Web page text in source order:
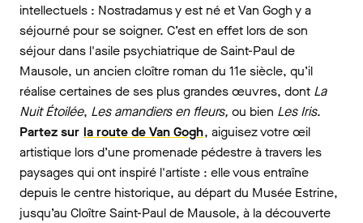
intellectuels : Nostradamus y est né et Van Gogh y a
séjourné pour se soigner. C’est en effet lors de son
séjour dans l'asile psychiatrique de Saint-Paul de
Mausole, un ancien cloître roman du 11e siècle, qu’il
réalise certaines de ses plus grandes œuvres, dont La
Nuit Étoilée, Les amandiers en fleurs, ou bien Les Iris.
Partez sur la route de Van Gogh, aiguisez votre œil
artistique lors d’une promenade pédestre à travers les
paysages qui ont inspiré l'artiste : elle vous entraîne
depuis le centre historique, au départ du Musée Estrine,
jusqu’au Cloître Saint-Paul de Mausole, à la découverte